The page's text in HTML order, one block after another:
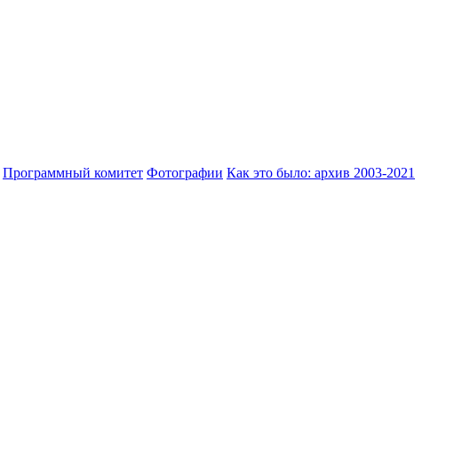
Программный комитет Фотографии Как это было: архив 2003-2021